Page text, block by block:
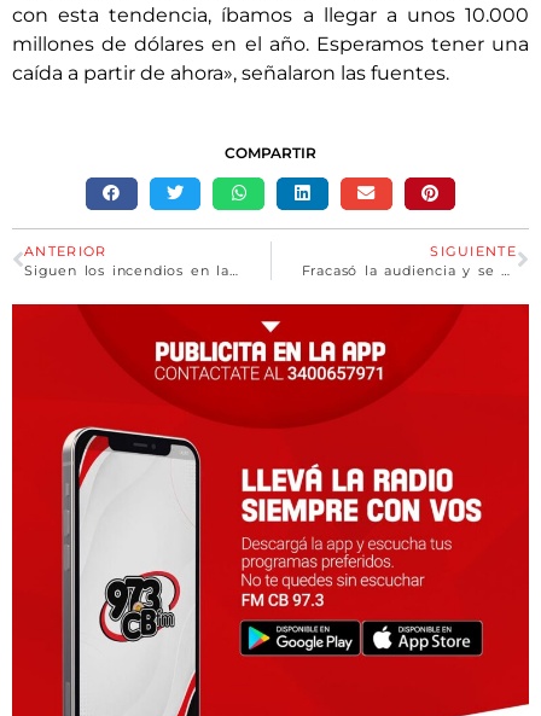
con esta tendencia, íbamos a llegar a unos 10.000
millones de dólares en el año. Esperamos tener una
caída a partir de ahora», señalaron las fuentes.
COMPARTIR
ANTERIOR
Siguen los incendios en las islas frente a San Nicolás
SIGUIENTE
Fracasó la audiencia y se confirma el paro de bondis desde esta medianoche